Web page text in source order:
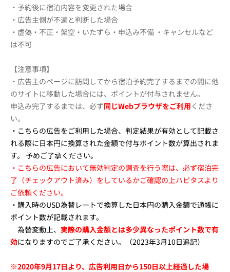
・予約後に宿泊内容を変更された場合
・広告主側が不適と判断した場合
・虚偽・不正・架空・いたずら・申込み不備 ・キャンセルなど
は不可
【注意事項】
・広告主のページに訪問してから宿泊予約完了するまでの間に他
のサイトに移動した場合には、ポイントが付与されません。
申込み完了するまでは、必ず同じWebブラウザをご利用 くださ
い。
・こちらの広告をご利用した場合、 判定結果が有効として記載さ
れる際に日本円に換算された金額で付与ポイント数が算出されま
す。 予めご了承ください。
・こちらの広告において無効判定の調査を行う際は、必ず宿泊完
了（チェックアウト済み）をしているかご確認の上ハピタスより
ご依頼ください。
・購入時のUSD為替レートで換算した日本円の購入金額で通帳に
ポイント数が記載されます。
為替変動上、 実際の購入金額とは多少異なったポイント数で有
効になりますのでご了承ください。（2023年3月10日追記）
※2020年9月17日より、広告利用日から150日以上経過した場